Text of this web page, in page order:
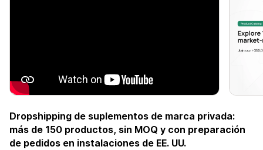
Dropshipping de suplementos de marca privada:
más de 150 productos, sin MOQ y con preparación
de pedidos en instalaciones de EE. UU.